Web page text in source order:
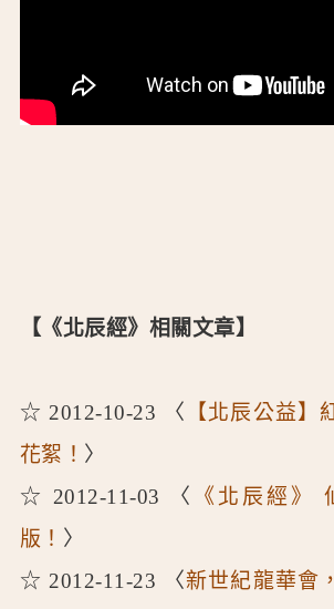
【《北辰經》相關文章】
☆ 2012-10-23 〈
【北辰公益】
花絮！ 〉
☆ 2012-11-03 〈
《北辰經》
版！ 〉
☆ 2012-11-23 〈新世紀龍華會